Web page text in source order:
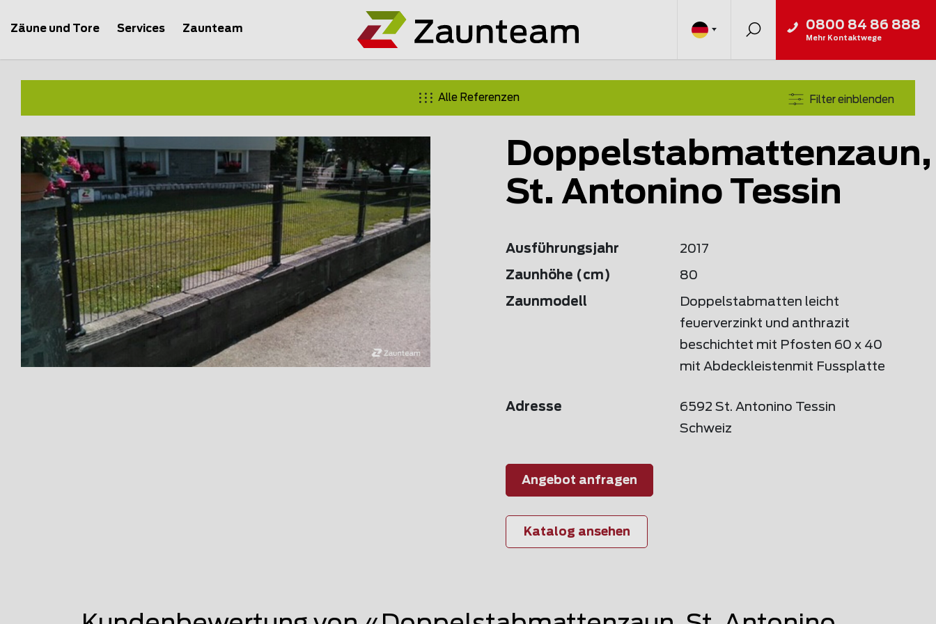
Zäune und Tore Services Zaunteam 0800 84 86 888
Mehr Kontaktwege
Alle Referenzen Filter einblenden
Doppelstabmattenzaun,
St. Antonino Tessin
Ausführungsjahr 2017
Zaunhöhe (cm) 80
Zaunmodell
Doppelstabmatten leicht
feuerverzinkt und anthrazit
beschichtet mit Pfosten 60 x 40
mit Abdeckleistenmit Fussplatte
Adresse
6592 St. Antonino Tessin
Schweiz
Angebot anfragen
Katalog ansehen